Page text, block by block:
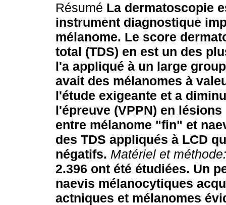
Résumé La dermatoscopie
instrument diagnostique
mélanome. Le score
total (TDS) en est un des
l'a appliqué à un large
avait des mélanomes à
l'étude exigeante et a
l'épreuve (VPPN) en
entre mélanome "fin" et
des TDS appliqués à LCD
négatifs. Matériel et méthode:
2.396 ont été étudiées. Un
naevis mélanocytiques
actniques et mélanomes